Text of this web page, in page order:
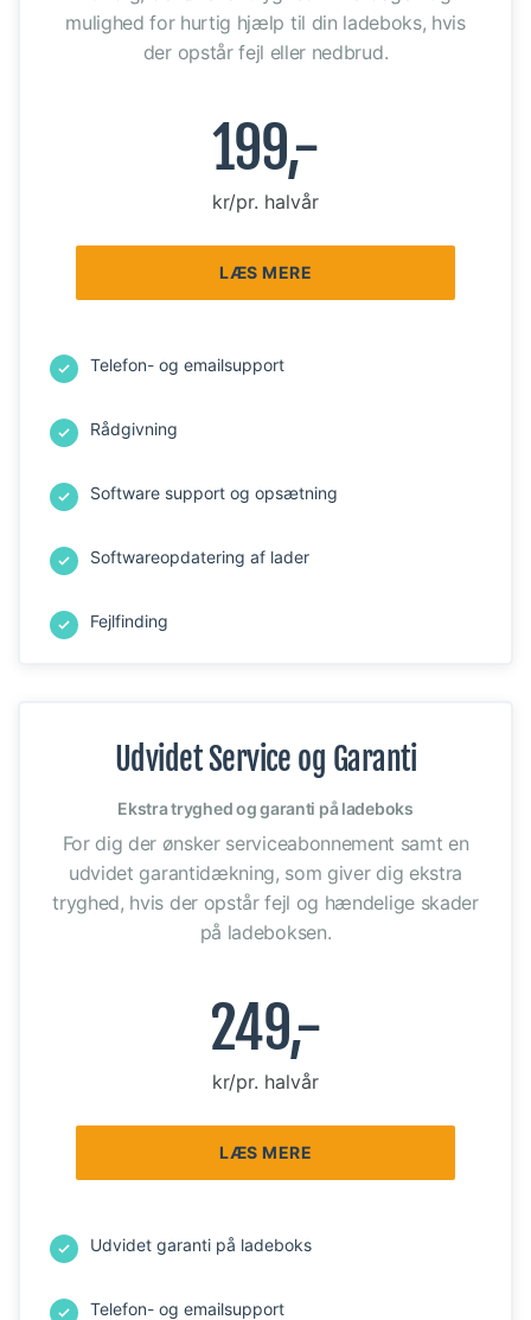
mulighed for hurtig hjælp til din ladeboks, hvis
der opstår fejl eller nedbrud.
199,-
kr/pr. halvår
LÆS MERE
Telefon- og emailsupport
Rådgivning
Software support og opsætning
Softwareopdatering af lader
Fejlfinding
Udvidet Service og Garanti
Ekstra tryghed og garanti på ladeboks
For dig der ønsker serviceabonnement samt en
udvidet garantidækning, som giver dig ekstra
tryghed, hvis der opstår fejl og hændelige skader
på ladeboksen.
249,-
kr/pr. halvår
LÆS MERE
Udvidet garanti på ladeboks
Telefon- og emailsupport